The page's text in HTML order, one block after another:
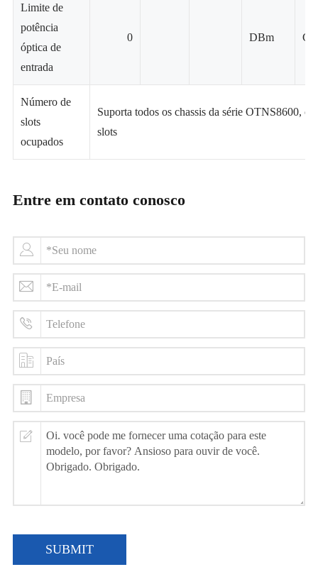
Limite de
potência
óptica de
entrada
0 DBm
Número de
slots
ocupados
Suporta todos os chassis da série OTNS8600,
slots
Entre em contato conosco
SUBMIT